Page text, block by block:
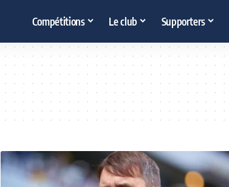
Compétitions Le club Supporters